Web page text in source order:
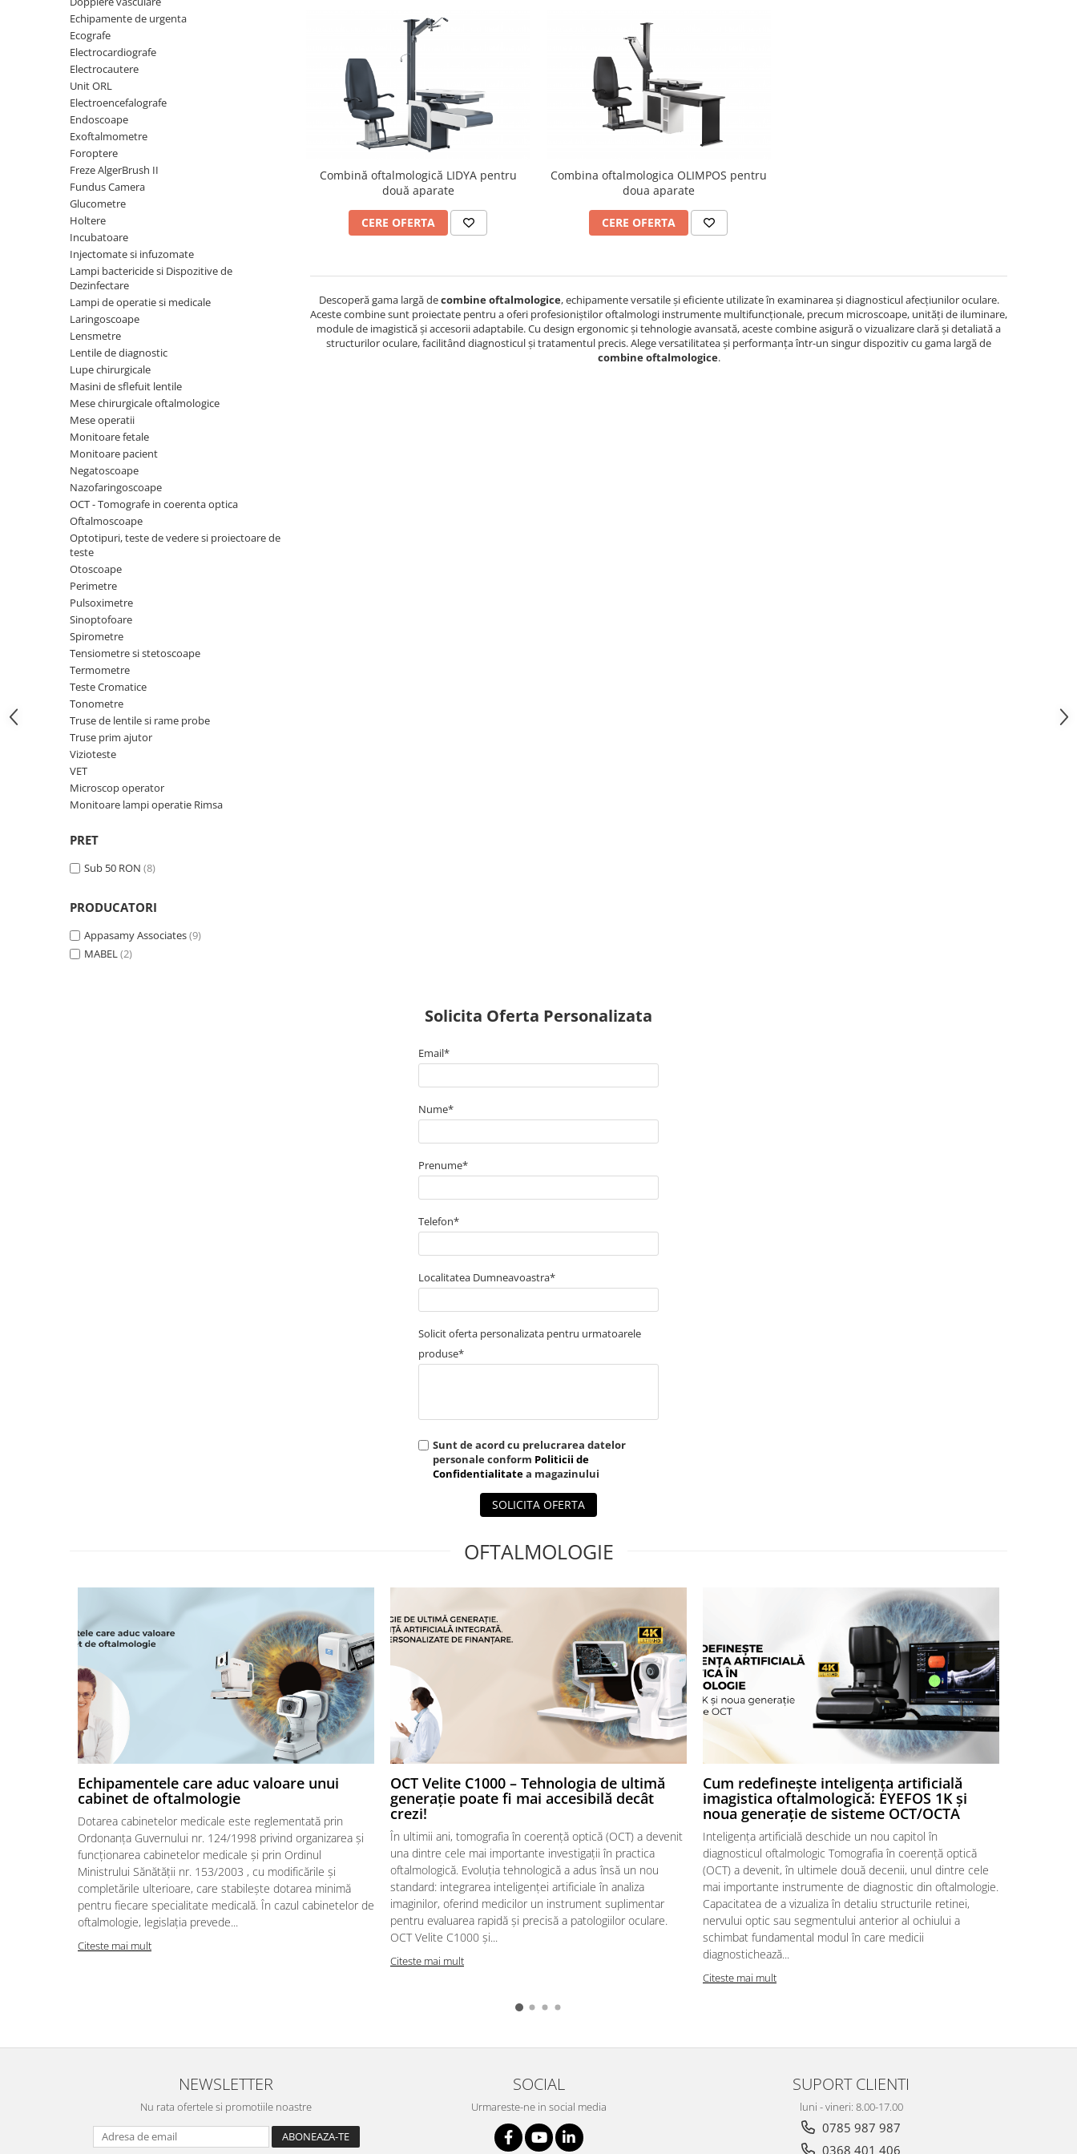
Echipamente de urgenta
Electrocardiografe
Electrocautere
Electroencefalografe
Endoscoape
Exoftalmometre
Freze AlgerBrush II
Fundus Camera
Glucometre
Incubatoare
Injectomate si infuzomate
Lampi bactericide si Dispozitive de
Dezinfectare
Lampi de operatie si medicale
Laringoscoape
Lentile de diagnostic
Lupe chirurgicale
Masini de sflefuit lentile
Mese chirurgicale oftalmologice
Mese operatii
Monitoare fetale
Monitoare pacient
Negatoscoape
Nazofaringoscoape
OCT - Tomografe in coerenta
Oftalmoscoape
Optotipuri, teste de vedere si
proiectoare de teste
Otoscoape
Sinoptofoare
Spirometre
Tensiometre si stetoscoape
Truse perfuzie
Echipamente de urgenta
Ecografe
Electrocardiografe
Electrocautere
Unit ORL
Electroencefalografe
Endoscoape
Exoftalmometre
Foroptere
Freze AlgerBrush II
Fundus Camera
Glucometre
Holtere
Incubatoare
Injectomate si infuzomate
Lampi bactericide si Dispozitive de
Dezinfectare
Lampi de operatie si medicale
Laringoscoape
Lensmetre
Lentile de diagnostic
Lupe chirurgicale
Masini de sflefuit lentile
Mese chirurgicale oftalmologice
Mese operatii
Monitoare fetale
Monitoare pacient
Negatoscoape
Nazofaringoscoape
OCT - Tomografe in coerenta optica
Oftalmoscoape
Optotipuri, teste de vedere si proiectoare de
teste
Otoscoape
Perimetre
Pulsoximetre
Sinoptofoare
Spirometre
Tensiometre si stetoscoape
Termometre
Teste Cromatice
Tonometre
Truse de lentile si rame probe
Truse prim ajutor
Vizioteste
VET
Microscop operator
Monitoare lampi operatie Rimsa
PRET
Sub 50 RON (8)
PRODUCATORI
Appasamy Associates(9)
MABEL(2)
Combină oftalmologică LIDYA pentru
două aparate
CERE OFERTA
Combina oftalmologica OLIMPOS pentru
doua aparate
CERE OFERTA
Descoperă gama largă decombine oftalmologice, echipamente versatile și eficiente utilizate în examinarea și diagnosticul afecțiunilor oculare.
Aceste combine sunt proiectate pentru a oferi profesioniștilor oftalmologi instrumente multifuncționale, precum microscoape, unități de iluminare,
module de imagistică și accesorii adaptabile. Cu design ergonomic și tehnologie avansată, aceste combine asigură o vizualizare clară și detaliată a
structurilor oculare, facilitând diagnosticul și tratamentul precis. Alege versatilitatea și performanța într-un singur dispozitiv cu gama largă de
combine oftalmologice.
Solicita Oferta Personalizata
Email*
Nume*
Prenume*
Telefon*
Localitatea Dumneavoastra*
Solicit oferta personalizata pentru urmatoarele
produse*
Sunt de acord cu prelucrarea datelor
personale conform Politicii de
Confidentialitatea magazinului
SOLICITA OFERTA
OFTALMOLOGIE
Echipamentele care aduc valoare unui
cabinet de oftalmologie
Dotarea cabinetelor medicale este reglementată prin
Ordonanța Guvernului nr. 124/1998 privind organizarea și
funcționarea cabinetelor medicale și prin Ordinul
Ministrului Sănătății nr. 153/2003 , cu modificările și
completările ulterioare, care stabilește dotarea minimă
pentru fiecare specialitate medicală. În cazul cabinetelor de
oftalmologie, legislația prevede...
Citeste mai mult
OCT Velite C1000 – Tehnologia de ultimă
generație poate fi mai accesibilă decât
crezi!
În ultimii ani, tomografia în coerență optică (OCT) a devenit
una dintre cele mai importante investigații în practica
oftalmologică. Evoluția tehnologică a adus însă un nou
standard: integrarea inteligenței artificiale în analiza
imaginilor, oferind medicilor un instrument suplimentar
pentru evaluarea rapidă și precisă a patologiilor oculare.
OCT Velite C1000 și...
Citeste mai mult
Cum redefinește inteligența artificială
imagistica oftalmologică: EYEFOS 1K și
noua generație de sisteme OCT/OCTA
Inteligența artificială deschide un nou capitol în
diagnosticul oftalmologic Tomografia în coerență optică
(OCT) a devenit, în ultimele două decenii, unul dintre cele
mai importante instrumente de diagnostic din oftalmologie.
Capacitatea de a vizualiza în detaliu structurile retinei,
nervului optic sau segmentului anterior al ochiului a
schimbat fundamental modul în care medicii
diagnostichează...
Citeste mai mult
NEWSLETTER
Nu rata ofertele si promotiile noastre
SOCIAL
Urmareste-ne in social media
SUPORT CLIENTI
luni - vineri: 8.00-17.00
0785 987 987
0368 401 406